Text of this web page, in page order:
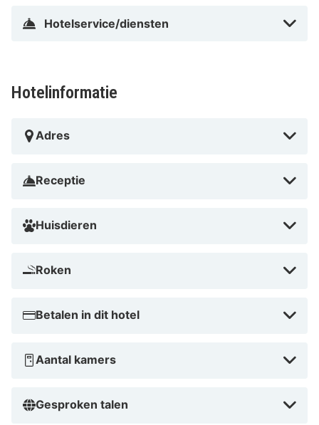
Hotelservice/diensten
Hotelinformatie
Adres
Receptie
Huisdieren
Roken
Betalen in dit hotel
Aantal kamers
Gesproken talen